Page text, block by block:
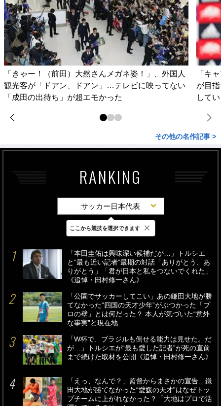
「きゃー！（前田）大然さんメガネ姿！」、外国人
観光客が「ドアン、ドアン」…テレビに映ってない
「成田の出待ち」が超エモかった
「キ
が目
して
その他の名作記事 >
RANKING
サッカー日本代表
最新 24時間 週間
「本田圭佑は興味深い候補だが…」トルシエ
と“最も近い記者”最期の対話「ありがとう、あ
りがとう」「君が日本と私をつないでくれた」
《追悼・田村修一さん》
「公園でサッカーしてこい」あの鎌田大地が勝
てなかった“四国の天才少年”がぶつかった「プ
ロの壁」とは何だった？ 本人が気づいた“意外
な事実”と現在地
「W杯で、ブラジルも倒せる能力は見せた。だ
が…」トルシエが“最も愛した記者”が死の直前
まで続けた取材を公開《追悼・田村修一さん》
「えっ、なんで？」監督からまさかの宣告…鎌
田大地が勝てなかった“愛媛の天才”はなぜトッ
プチームに上がれなかった？「大地はプロで活
ここから競技を選択できます ×